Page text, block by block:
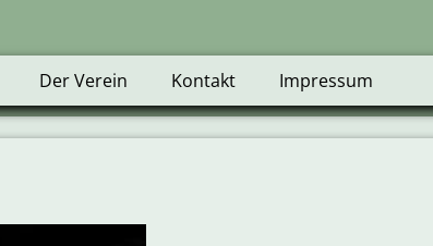
Der Verein Kontakt Impressum